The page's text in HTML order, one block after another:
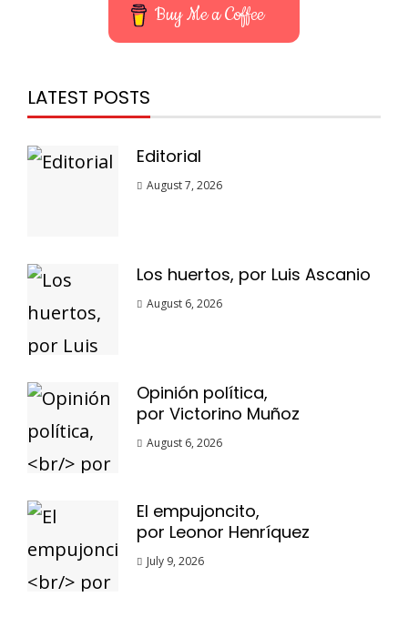
Buy Me a Coffee
LATEST POSTS
Editorial
August 7, 2026
Los huertos, por Luis Ascanio
August 6, 2026
Opinión política,
por Victorino Muñoz
August 6, 2026
El empujoncito,
por Leonor Henríquez
July 9, 2026